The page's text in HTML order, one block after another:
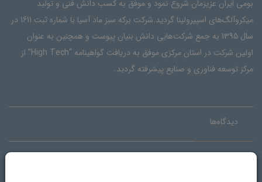
بومی ایران عزیزمان شروع نمود و موفق به کسب دانش فنی و تولید
میکروآلگ‌های اسپیرولینا گردید.شرکت برکه سبز ماد آسیا با شماره ثبت 1611 در
سال 1395 به جمع شرکت‌هایی دانش بنیان پیوست و همچنین به عنوان
اولین شرکت در استان مرکزی موفق به دریافت گواهینامه “High Tech” از
مرکز توسعه فناوری و صنایع پیشرفته گردید.
دیدگاه‌ها